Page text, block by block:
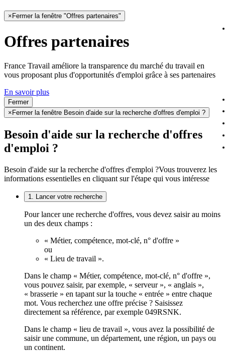
× Fermer la fenêtre "Offres partenaires"
Offres partenaires
France Travail améliore la transparence du marché du travail en
vous proposant plus d'opportunités d'emploi grâce à ses partenaires
En savoir plus
Fermer
× Fermer la fenêtre Besoin d'aide sur la recherche d'offres d'emploi ?
Besoin d'aide sur la recherche d'offres
d'emploi ?
Besoin d'aide sur la recherche d'offres d'emploi ?Vous trouverez les
informations essentielles en cliquant sur l'étape qui vous intéresse
1. Lancer votre recherche
Pour lancer une recherche d'offres, vous devez saisir au moins
un des deux champs :
« Métier, compétence, mot-clé, n° d'offre »
ou
« Lieu de travail ».
Dans le champ « Métier, compétence, mot-clé, n° d'offre »,
vous pouvez saisir, par exemple, « serveur », « anglais »,
« brasserie » en tapant sur la touche « entrée » entre chaque
mot. Vous recherchez une offre précise ? Saisissez
directement sa référence, par exemple 049RSNK.
Dans le champ « lieu de travail », vous avez la possibilité de
saisir une commune, un département, une région, un pays ou
un continent.